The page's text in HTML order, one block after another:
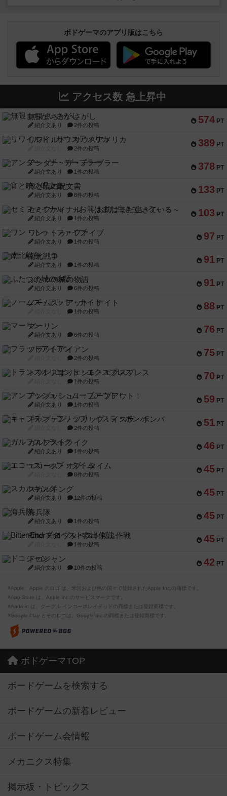
ボドゲーマのアプリ版はこちら
アクセス数 急上昇中
574 PT
無限まちがいさがし
紹介文あり 2件の投稿
389 PT
リワイルド：サウスアメリカ
2件の投稿
378 PT
アンダー・ザ・テーブラー
紹介文あり 1件の投稿
133 PT
宵と暁の呪文書
紹介文あり 8件の投稿
103 PT
セミファイナル ～お前はまだ生きている～
紹介文あり 1件の投稿
97 PT
ワン・トゥ・ファイブ
紹介文あり 1件の投稿
91 PT
南北戦争
紹介文あり 1件の投稿
91 PT
ふたつの城の物語
紹介文あり 6件の投稿
88 PT
ノームズ・アット・ナイト
1件の投稿
76 PT
マーリン
紹介文あり 6件の投稿
75 PT
フラットアイアン
2件の投稿
70 PT
トランスオリエント・エクスプレス
1件の投稿
59 PT
アンブッシュ！：ムーブアウト！
紹介文あり 1件の投稿
51 PT
キャプテン・フリップ：イスラ・ボンバ
2件の投稿
46 PT
ガルフストライク
紹介文あり 1件の投稿
45 PT
エコーズ・オブ・タイム
8件の投稿
45 PT
スカルキング
紹介文あり 12件の投稿
45 PT
海兵隊
紹介文あり 1件の投稿
45 PT
Bitter End ブタペスト救出作戦
1件の投稿
42 PT
ドコジャン
紹介文あり 10件の投稿
※Apple、Apple のロゴ は、米国および他の国々で登録されたApple Inc.の商標です。
※App Store は、Apple Inc.のサービスマークです。
※Android は、グーグル インコーポレイテッドの商標または登録商標です。
※Google Play とそのロゴは、Google Inc.の商標または登録商標です。
ボドゲーマTOP
ボードゲームを検索する
ボードゲームの新着レビュー
ボードゲーム会情報
メカニクス特集
掲示板・トピックス